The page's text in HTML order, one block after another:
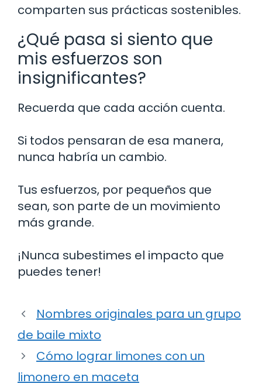
comparten sus prácticas sostenibles.
¿Qué pasa si siento que
mis esfuerzos son
insignificantes?
Recuerda que cada acción cuenta.
Si todos pensaran de esa manera,
nunca habría un cambio.
Tus esfuerzos, por pequeños que
sean, son parte de un movimiento
más grande.
¡Nunca subestimes el impacto que
puedes tener!
Nombres originales para un grupo
de baile mixto
Cómo lograr limones con un
limonero en maceta